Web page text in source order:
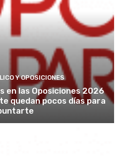
Y OPOSICIONES
en las Oposiciones 2026
quedan pocos días para